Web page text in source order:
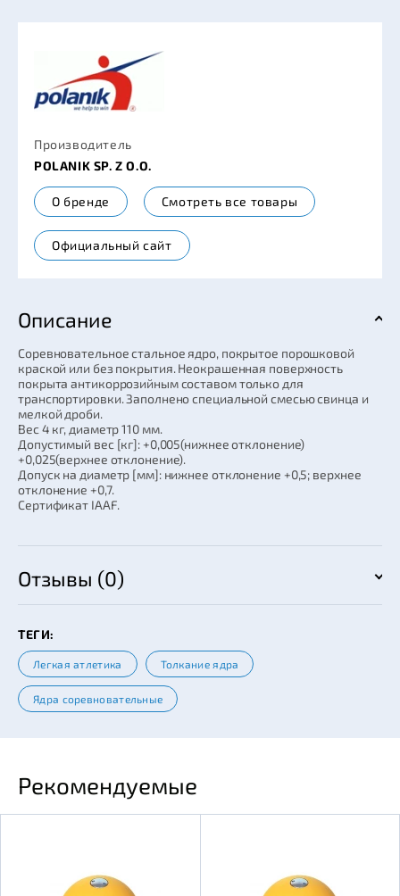
Производитель
POLANIK SP. Z O.O.
О бренде Смотреть все товары
Официальный сайт
Описание
Соревновательное стальное ядро, покрытое порошковой
краской или без покрытия. Неокрашенная поверхность
покрыта антикоррозийным составом только для
транспортировки. Заполнено специальной смесью свинца и
мелкой дроби.
Вес 4 кг, диаметр 110 мм.
Допустимый вес [кг]: +0,005(нижнее отклонение)
+0,025(верхнее отклонение).
Допуск на диаметр [мм]: нижнее отклонение +0,5; верхнее
отклонение +0,7.
Сертификат IAAF.
Отзывы (0)
ТЕГИ:
Легкая атлетика Толкание ядра
Ядра соревновательные
Рекомендуемые